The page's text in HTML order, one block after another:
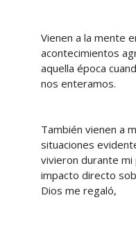
Vienen a la mente
acontecimientos
aquella época
nos enteramos.
También vienen a
situaciones
vivieron durante mi
impacto directo
Dios me regaló,